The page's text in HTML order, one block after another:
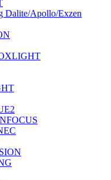
Dalite/Apollo/Exzen